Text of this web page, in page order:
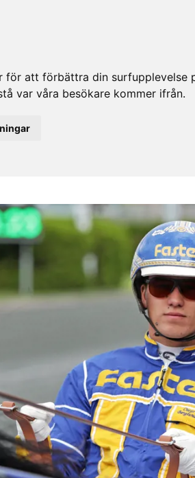
att förbättra din
var våra besökare kommer ifrån.